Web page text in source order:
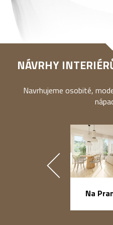
NÁVRHY
Navrhujeme osobité,
Na